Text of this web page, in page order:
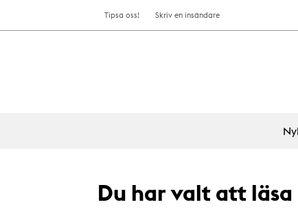
Tipsa oss! Skriv en insändare
Du har valt att